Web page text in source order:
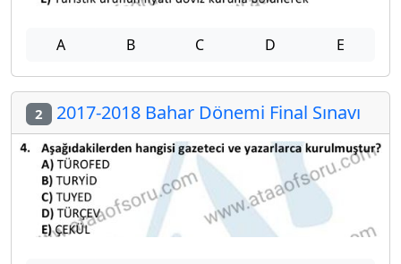
A B C D E
2 2017-2018 Bahar Dönemi Final Sınavı